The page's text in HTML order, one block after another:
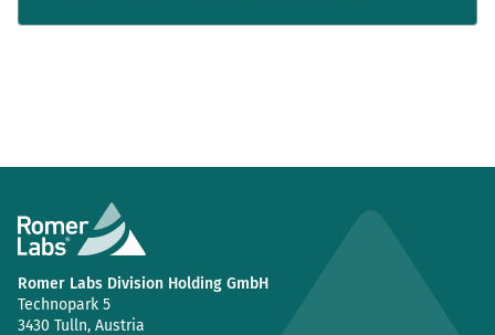
Romer Labs Division Holding GmbH
Technopark 5
3430 Tulln, Austria